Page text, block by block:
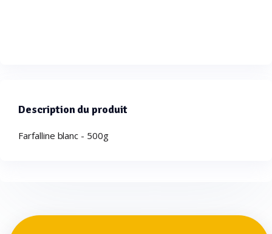
Description du produit
Farfalline blanc - 500g